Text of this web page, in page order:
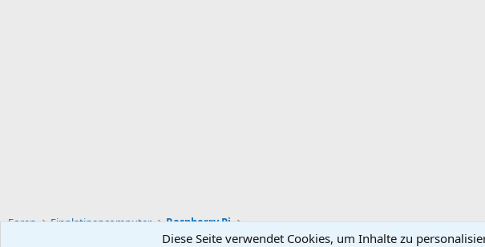
Foren Einplatinencomputer Raspberry Pi
Diese Seite verwendet Cookies, um Inhalte zu